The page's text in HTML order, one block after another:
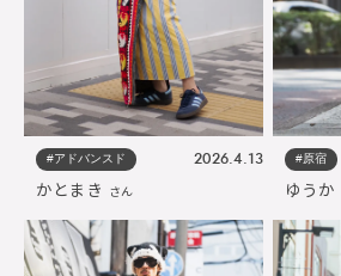
#アドバンスド 2026.4.13
かとまき さん
#原宿
ゆうか